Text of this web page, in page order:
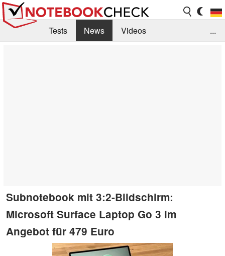
Tests News
Videos
...
Subnotebook mit 3:2-Bildschirm:
Microsoft Surface Laptop Go 3 im
Angebot für 479 Euro